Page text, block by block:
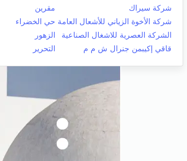
شركة سيراك
مقرين
شركة الأخوة الزياني للأشعال العامة حي الخضراء
الشركة العصرية للاشغال الصناعية
الزهور
قاقي إكيبمن جنرال ش م م
التحرير